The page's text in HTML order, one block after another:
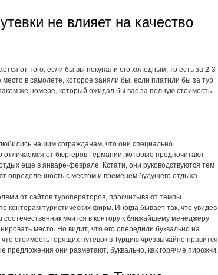
не влияет на качество
от того, если бы вы покупали его холодным, то есть за 2-3
в самолете, которое заняли бы, если платили бы за тур
же номере, который ожидал бы вас за полную стоимость
нашим согражданам, что они специально
от бюргеров Германии, которые предпочитают
еще в январе-феврале. Кстати, они руководствуются тем
определенность с местом и временем будущего отдыха.
от сайтов туроператоров, просчитывают темпы
туристических фирм. Иногда бывает так, что увидев
мчится в контору к ближайшему менеджеру
место. Но видит, что его опередили буквально на
стоимость горящих путевок в Турцию чрезвычайно нравится
они разметают, буквально, как горячие пирожки.